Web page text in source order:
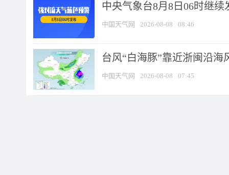
中央气象台8月8日06时继
中国天气网 2026-08-08 08:46
台风“白海豚”靠近浙闽沿
中国天气网 2026-08-08 07:45